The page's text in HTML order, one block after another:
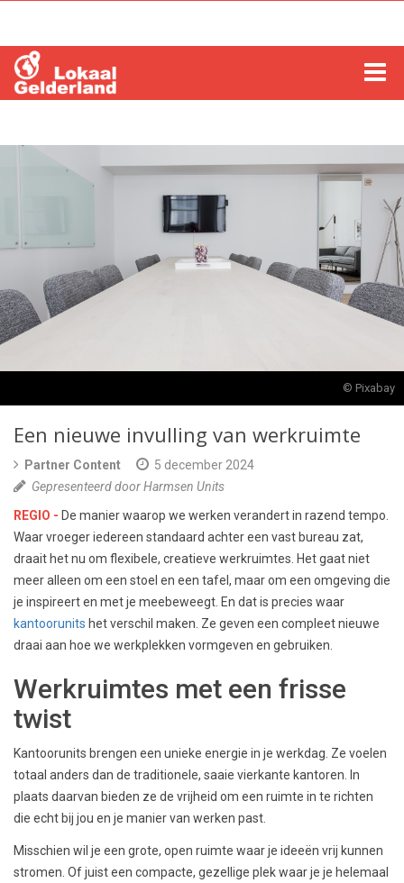
LOCHEM
RADIO
© Pixabay
Een nieuwe invulling van werkruimte
Partner Content
5 december 2024
Gepresenteerd door Harmsen Units
REGIO - De manier waarop we werken verandert in razend tempo.
Waar vroeger iedereen standaard achter een vast bureau zat,
draait het nu om flexibele, creatieve werkruimtes. Het gaat niet
meer alleen om een stoel en een tafel, maar om een omgeving die
je inspireert en met je meebeweegt. En dat is precies waar
kantoorunits het verschil maken. Ze geven een compleet nieuwe
draai aan hoe we werkplekken vormgeven en gebruiken.
Werkruimtes met een frisse
twist
Kantoorunits brengen een unieke energie in je werkdag. Ze voelen
totaal anders dan de traditionele, saaie vierkante kantoren. In
plaats daarvan bieden ze de vrijheid om een ruimte in te richten
die echt bij jou en je manier van werken past.
Misschien wil je een grote, open ruimte waar je ideeën vrij kunnen
stromen. Of juist een compacte, gezellige plek waar je je helemaal